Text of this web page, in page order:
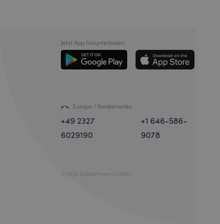
Jetzt App herunterladen:
Europa / Nordamerika
+49 2327
6029190
+1 646-586-
9078
©2026 SalesViewer GmbH